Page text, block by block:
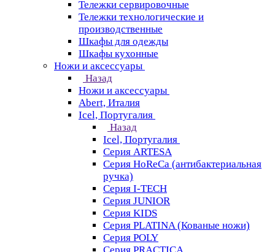
Тележки сервировочные
Тележки технологические и
производственные
Шкафы для одежды
Шкафы кухонные
Ножи и аксессуары
Назад
Ножи и аксессуары
Abert, Италия
Icel, Португалия
Назад
Icel, Португалия
Серия ARTESA
Серия HoReCa (антибактериальная
ручка)
Серия I-TECH
Серия JUNIOR
Серия KIDS
Серия PLATINA (Кованые ножи)
Серия POLY